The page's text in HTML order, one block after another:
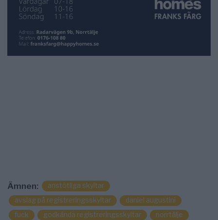
Ämnen:
anstötliga skyltar
avslag på registreringsskyltar
daniel augustini
fuck
godkända registreringsskyltar norrtälje